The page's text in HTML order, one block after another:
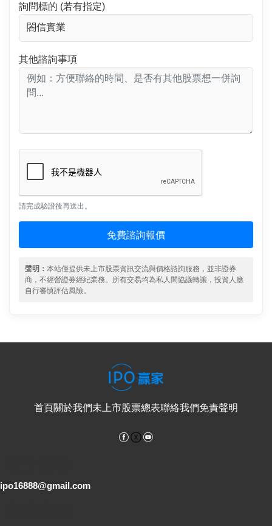
詢問標的 (若有指定)
其他諮詢事項
請完成驗證後再送出。
免費諮詢報價
聲明： 本站僅提供未上市股票資訊交流與價格諮詢服務，並非證券
商，不經營證券經紀業務。所有交易均為私人間協議轉讓，投資人應
自行審慎評估風險。
首頁關於我們未上市股票總表聯絡我們免責聲明
Facebook
ipo16888@gmail.com